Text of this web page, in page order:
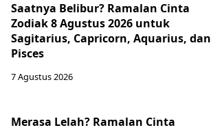
Saatnya Belibur? Ramalan Cinta
Zodiak 8 Agustus 2026 untuk
Sagitarius, Capricorn, Aquarius, dan
Pisces
7 Agustus 2026
Merasa Lelah? Ramalan Cinta